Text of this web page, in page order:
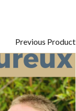
Previous Product